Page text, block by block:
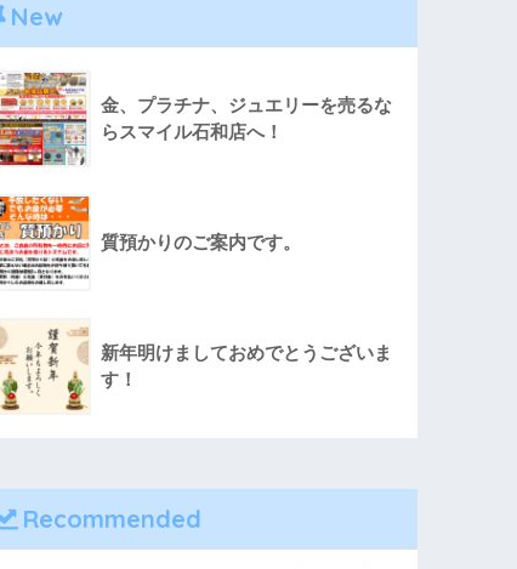
New
金、プラチナ、ジュエリーを売るな
らスマイル石和店へ！
質預かりのご案内です。
新年明けましておめでとうございま
す！
Recommended